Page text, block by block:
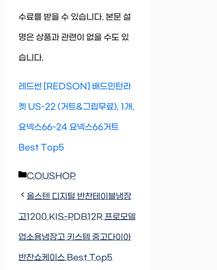
수료를 받을 수 있습니다. 본문 설
명은 상품과 관련이 없을 수도 있
습니다.
레드썬 [REDSON] 배드민턴라
켓 US-22 (거트&그립무료), 1개,
요넥스66-24 요넥스66거트
Best Top5
Categories
COUSHOP
올스텐 디지털 반찬테이블냉장
고1200 KIS-PDB12R 프로모델
업소용냉장고 키스템 중고다이아
반찬쇼케이스 Best Top5